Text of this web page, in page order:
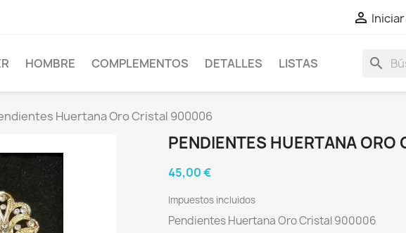

HOMBRE COMPLEMENTOS DETALLES LISTAS search
Huertana Oro Cristal 900006
PENDIENTES HUERTANA
45,00 €
Impuestos incluidos
Pendientes Huertana Oro Cristal 900006